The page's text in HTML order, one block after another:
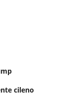
cileno